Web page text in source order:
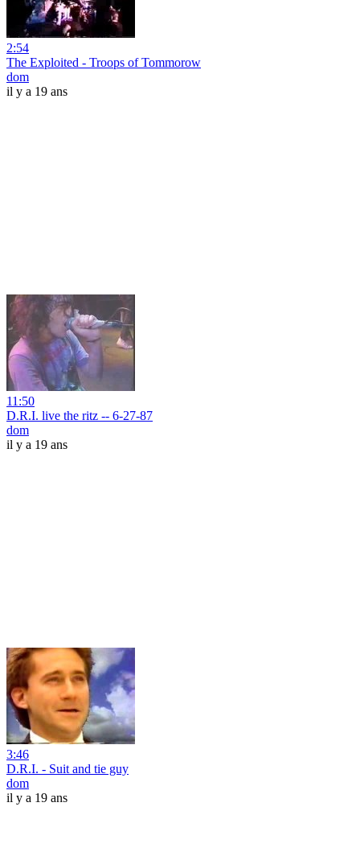
2:54
The Exploited - Troops of Tommorow
dom
il y a 19 ans
11:50
D.R.I. live the ritz -- 6-27-87
dom
il y a 19 ans
3:46
D.R.I. - Suit and tie guy
dom
il y a 19 ans